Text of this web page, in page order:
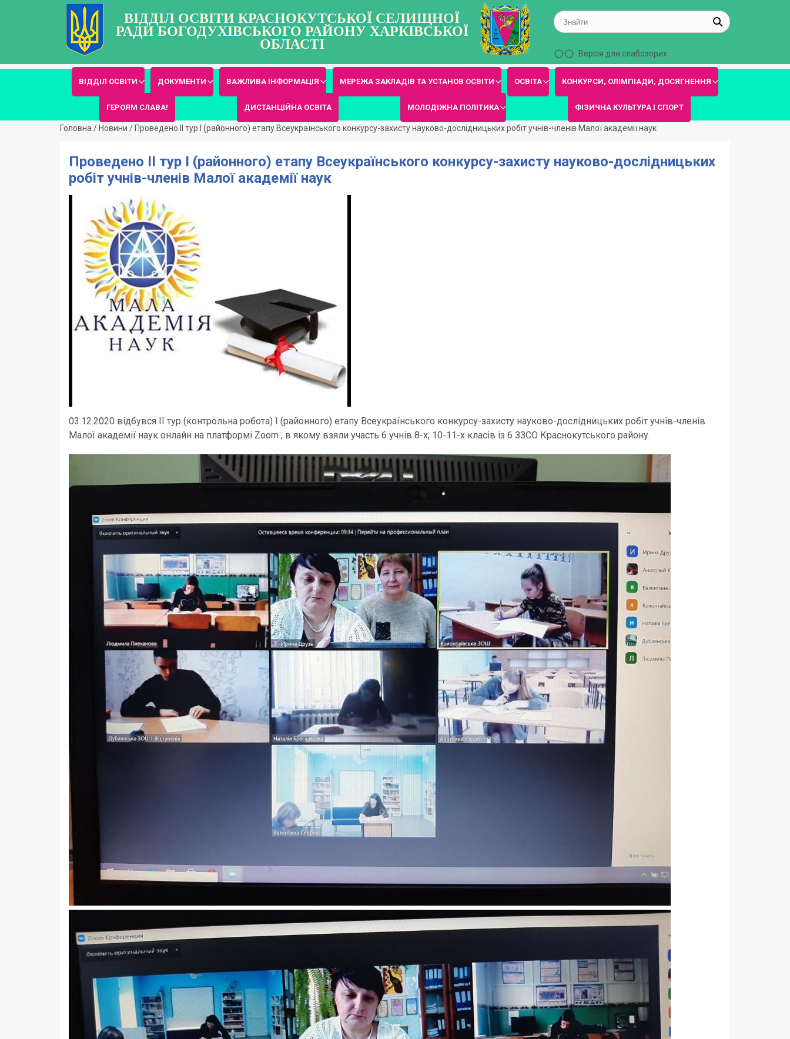
ВІДДІЛ ОСВІТИ КРАСНОКУТСЬКОЇ СЕЛИЩНОЇ
РАДИ БОГОДУХІВСЬКОГО РАЙОНУ ХАРКІВСЬКОЇ
ОБЛАСТІ
Версія для слабозорих
ВІДДІЛ ОСВІТИ ДОКУМЕНТИ ВАЖЛИВА ІНФОРМАЦІЯ МЕРЕЖА ЗАКЛАДІВ ТА УСТАНОВ ОСВІТИ ОСВІТА КОНКУРСИ, ОЛІМПІАДИ, ДОСЯГНЕННЯ
ГЕРОЯМ СЛАВА! ДИСТАНЦІЙНА ОСВІТА МОЛОДІЖНА ПОЛІТИКА ФІЗИЧНА КУЛЬТУРА І СПОРТ
Головна / Новини / Проведено ІІ тур І (районного) етапу Всеукраїнського конкурсу-захисту науково-дослідницьких робіт учнів-членів Малої академії наук
Проведено ІІ тур І (районного) етапу Всеукраїнського конкурсу-захисту науково-дослідницьких
робіт учнів-членів Малої академії наук
03.12.2020 відбувся ІІ тур (контрольна робота) І (районного) етапу Всеукраїнського конкурсу-захисту науково-дослідницьких робіт учнів-членів
Малої академії наук онлайн на платформі Zoom , в якому взяли участь 6 учнів 8-х, 10-11-х класів із 6 ЗЗСО Краснокутського району.